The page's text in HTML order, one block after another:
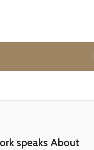
speaks About